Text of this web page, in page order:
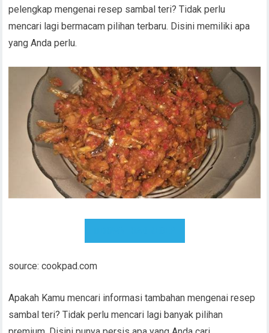
pelengkap mengenai resep sambal teri? Tidak perlu
mencari lagi bermacam pilihan terbaru. Disini memiliki apa
yang Anda perlu.
source: cookpad.com
Apakah Kamu mencari informasi tambahan mengenai resep
sambal teri? Tidak perlu mencari lagi banyak pilihan